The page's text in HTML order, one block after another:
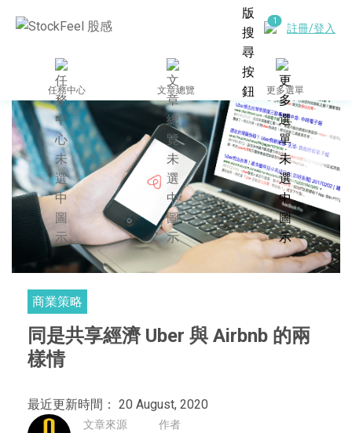
註冊/登入
任務中心 文章總覽 更多選單
商業策略
同是共享經濟 Uber 與 Airbnb 的兩
樣情
最近更新時間： 20 August, 2020
文章來源 作者